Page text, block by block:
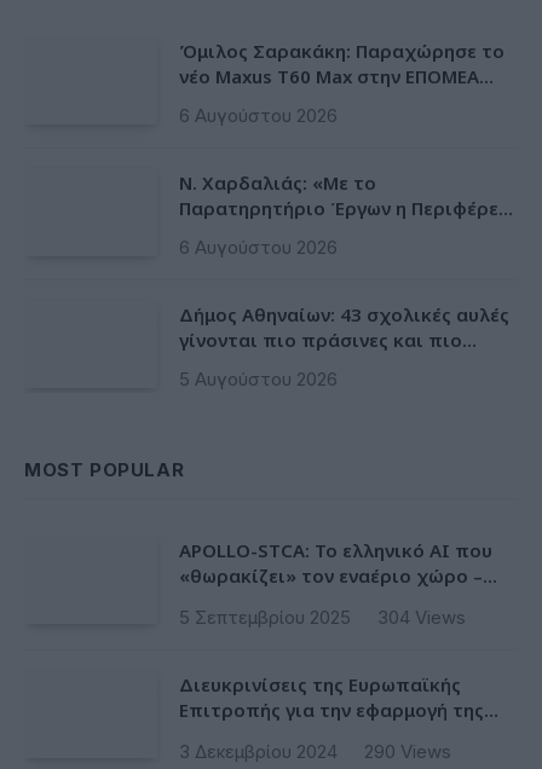
Όμιλος Σαρακάκη: Παραχώρησε το
νέο Maxus T60 Max στην ΕΠΟΜΕΑ
6 Αυγούστου 2026
Ν. Χαρδαλιάς: «Με το
Παρατηρητήριο Έργων η Περιφέρεια
ψηφιακό εργαλείο λογοδοσίας»
6 Αυγούστου 2026
Δήμος Αθηναίων: 43 σχολικές αυλές
γίνονται πιο πράσινες και πιο
5 Αυγούστου 2026
MOST POPULAR
APOLLO-STCA: Το ελληνικό AI που
«θωρακίζει» τον εναέριο χώρο –
αεροδρόμια
5 Σεπτεμβρίου 2025 304 Views
Διευκρινίσεις της Ευρωπαϊκής
Επιτροπής για την εφαρμογή της
3 Δεκεμβρίου 2024 290 Views